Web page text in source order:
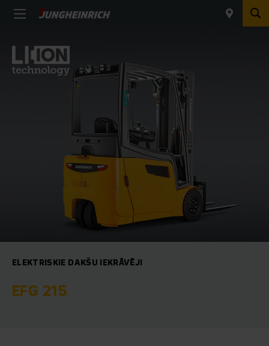
ELEKTRISKIE DAKŠU IEKRĀVĒJI
EFG 215